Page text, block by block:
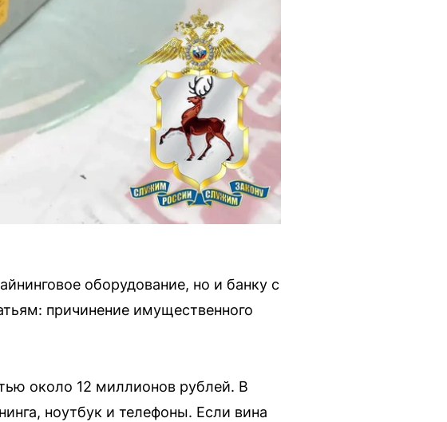
оборудование, но и банку с
причинение имущественного
около 12 миллионов рублей. В
ноутбук и телефоны. Если вина